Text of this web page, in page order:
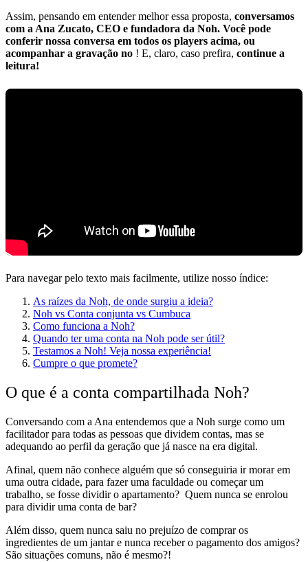
Assim, pensando em entender melhor essa proposta, conversamos
com a Ana Zucato, CEO e fundadora da Noh. Você pode
conferir nossa conversa em todos os players acima, ou
acompanhar a gravação no ! E, claro, caso prefira, continue a
leitura!
Para navegar pelo texto mais facilmente, utilize nosso índice:
As raízes da Noh, de onde surgiu a ideia?
Noh vs Conta conjunta vs Cumbuca
Como funciona a Noh?
Quando ter uma conta na Noh pode ser útil?
Testamos a Noh! Veja nossa experiência!
Cumpre o que promete?
O que é a conta compartilhada Noh?
Conversando com a Ana entendemos que a Noh surge como um
facilitador para todas as pessoas que dividem contas, mas se
adequando ao perfil da geração que já nasce na era digital.
Afinal, quem não conhece alguém que só conseguiria ir morar em
uma outra cidade, para fazer uma faculdade ou começar um
trabalho, se fosse dividir o apartamento? Quem nunca se enrolou
para dividir uma conta de bar?
Além disso, quem nunca saiu no prejuízo de comprar os
ingredientes de um jantar e nunca receber o pagamento dos amigos?
São situações comuns, não é mesmo?!